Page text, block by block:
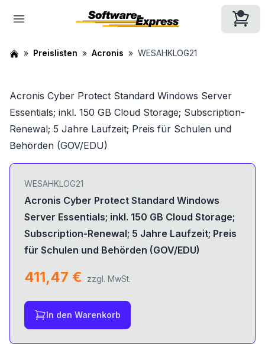
Preislisten Acronis WESAHKLOG21
Acronis Cyber Protect Standard Windows Server
Essentials; inkl. 150 GB Cloud Storage; Subscription-
Renewal; 5 Jahre Laufzeit; Preis für Schulen und
Behörden (GOV/EDU)
WESAHKLOG21
Acronis Cyber Protect Standard Windows
Server Essentials; inkl. 150 GB Cloud Storage;
Subscription-Renewal; 5 Jahre Laufzeit; Preis
für Schulen und Behörden (GOV/EDU)
411,47 € zzgl. MwSt.
In den Warenkorb